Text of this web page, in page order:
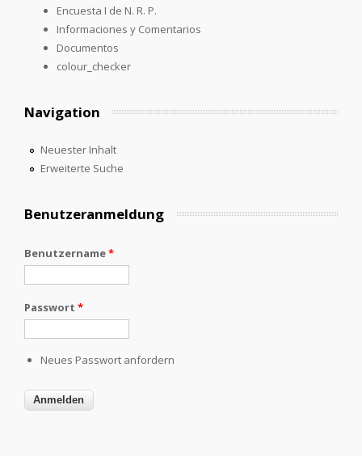
Encuesta I de N. R. P.
Informaciones y Comentarios
Documentos
colour_checker
Navigation
Neuester Inhalt
Erweiterte Suche
Benutzeranmeldung
Benutzername*
Passwort *
Neues Passwort anfordern